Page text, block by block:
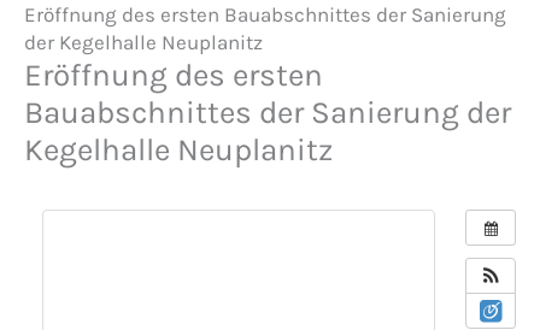
Eröffnung des ersten Bauabschnittes der Sanierung
der Kegelhalle Neuplanitz
Eröffnung des ersten
Bauabschnittes der Sanierung der
Kegelhalle Neuplanitz